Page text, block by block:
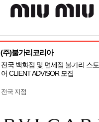
(주)불가리코리아
전국 백화점 및 면세점 불가리 스토
어 CLIENT ADVISOR 모집
전국 지점